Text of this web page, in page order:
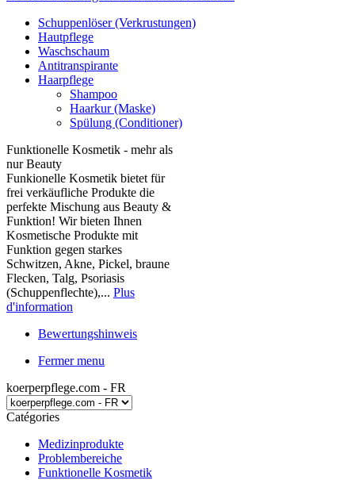
Schuppenlöser (Verkrustungen)
Hautpflege
Waschschaum
Antitranspirante
Haarpflege
Shampoo
Haarkur (Maske)
Spülung (Conditioner)
Funktionelle Kosmetik - mehr als
nur Beauty
Funkionelle Kosmetik bietet für
frei verkäufliche Produkte die
perfekte Mischung aus Beauty &
Funktion! Wir bieten Ihnen
Kosmetische Produkte mit
Funktion gegen starkes
Schwitzen, Akne, Pickel, braune
Flecken, Talg, Psoriasis
(Schuppenflechte),... Plus
d'information
Bewertungshinweis
Fermer menu
koerperpflege.com - FR
Catégories
Medizinprodukte
Problembereiche
Funktionelle Kosmetik